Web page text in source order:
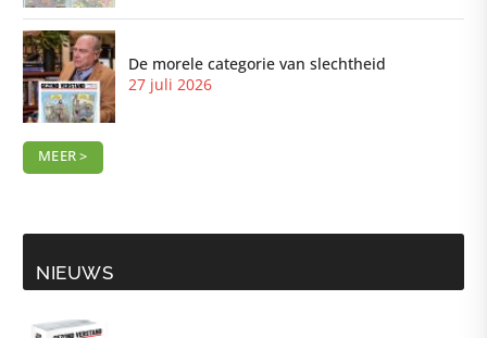
De morele categorie van slechtheid
27 juli 2026
MEER >
NIEUWS